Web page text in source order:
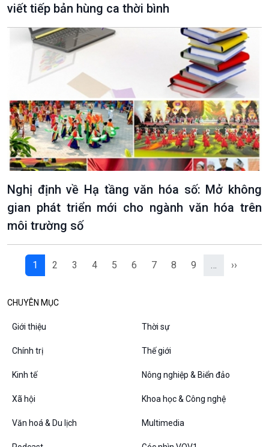
VOV1 đặc biệt
Thanh âm ký sự
Chân dung cuộc sống
Các chương trình đặc biệt
viết tiếp bản hùng ca thời bình
Nghị định về Hạ tầng văn hóa số: Mở không
gian phát triển mới cho ngành văn hóa trên
môi trường số
1 2 3 4 5 6 7 8 9 … ››
CHUYÊN MỤC
Giới thiệu Thời sự
Chính trị Thế giới
Kinh tế Nông nghiệp & Biển đảo
Xã hội Khoa học & Công nghệ
Văn hoá & Du lịch Multimedia